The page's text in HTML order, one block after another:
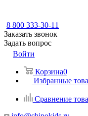
8 800 333-30-11
Заказать звонок
Задать вопрос
Войти
Корзина0
Избранные
Сравнение